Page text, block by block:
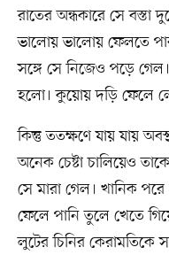
রাতের অন্ধকারে সে বস্তা
ভালোয় ভালোয় ফেলতে
সঙ্গে সে নিজেও পড়ে
হলো। কুয়োয় দড়ি ফেলে
কিন্তু ততক্ষণে যায় যায়
অনেক চেষ্টা চালিয়েও
সে মারা গেল। খানিক
ফেলে পানি তুলে খেতে
লুটের চিনির কেরামতিকে